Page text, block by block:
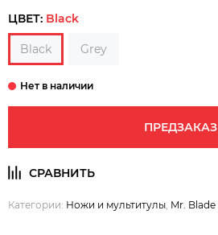
ЦВЕТ: Black
Black Grey
ПРЕДЗАКАЗ
Категории: Ножи и мультитулы Mr. Blade